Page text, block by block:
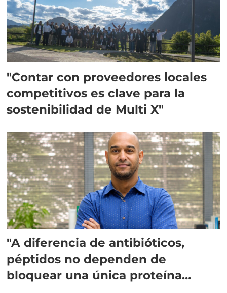
"Contar con proveedores locales
competitivos es clave para la
sostenibilidad de Multi X"
"A diferencia de antibióticos,
péptidos no dependen de
bloquear una única proteína